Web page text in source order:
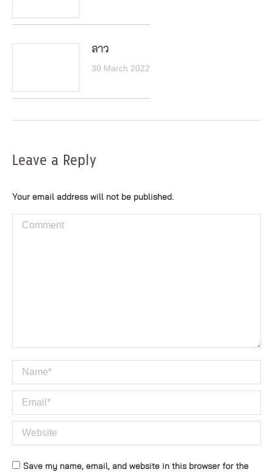
ลาว
30 March 2022
Leave a Reply
Your email address will not be published.
Comment
Name *
Email *
Website
Save my name, email, and website in this browser for the